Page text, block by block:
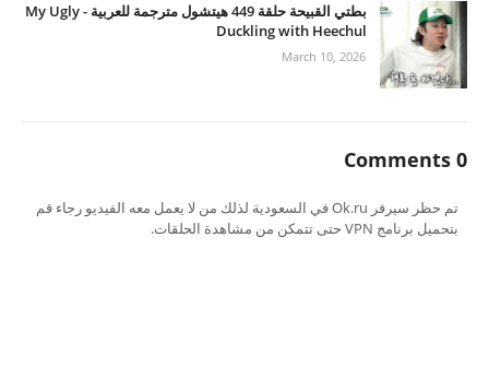
بطتي القبيحة حلقة 449 هيتشول مترجمة للعربية - My Ugly
Duckling with Heechul
March 10, 2026
0 Comments
تم حظر سيرفر Ok.ru في السعودية لذلك من لا يعمل معه الفيديو رجاء قم
بتحميل برنامج VPN حتى تتمكن من مشاهدة الحلقات.